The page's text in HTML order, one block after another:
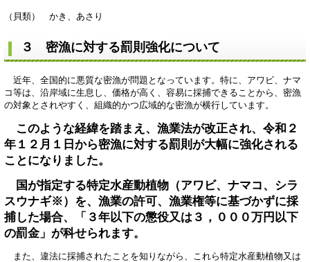
（貝類） かき、あさり
３ 密漁に対する罰則強化について
近年、全国的に悪質な密漁が問題となっています。特に、アワビ、ナマ
コ等は、沿岸域に生息し、価格が高く、容易に採捕できることから、密漁
の対象とされやすく、組織的かつ広域的な密漁が横行しています。
このような経緯を踏まえ、漁業法が改正され、令和２
年１２月１日から密漁に対する罰則が大幅に強化される
ことになりました。
国が指定する特定水産動植物（アワビ、ナマコ、シラ
スウナギ※）を、漁業の許可、漁業権等に基づかずに採
捕した場合、「３年以下の懲役又は３，０００万円以下
の罰金」が科せられます。
また、違法に採捕されたことを知りながら、これら特定水産動植物又は